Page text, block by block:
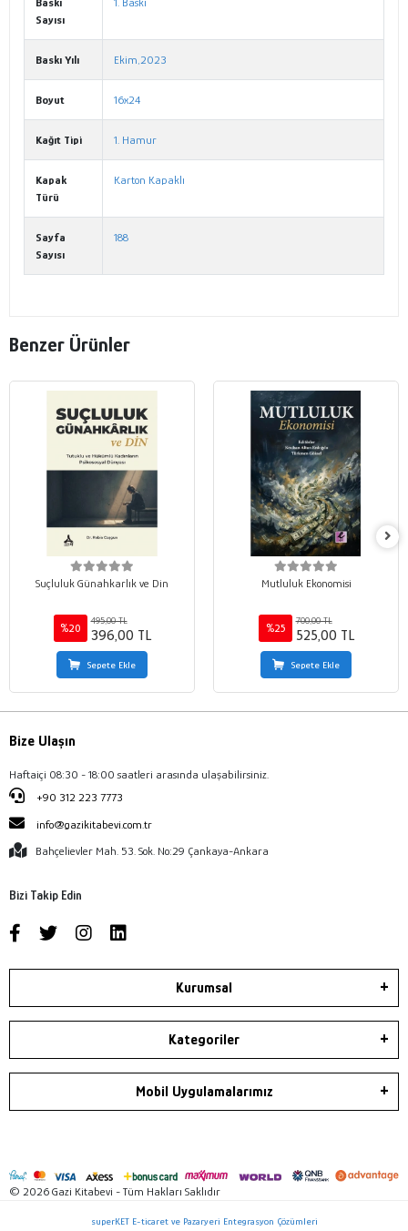
Sayısı
Baskı Yılı Ekim,2023
Boyut 16x24
Kağıt Tipi 1. Hamur
Kapak
Türü
Karton Kapaklı
Sayfa
Sayısı
188
Benzer Ürünler
Suçluluk Günahkarlık ve Din
%20
495,00 TL
396,00 TL
Sepete Ekle
Mutluluk Ekonomisi
%25
700,00 TL
525,00 TL
Sepete Ekle
Bize Ulaşın
Haftaiçi 08:30 - 18:00 saatleri arasında ulaşabilirsiniz.
+90 312 223 7773
info@gazikitabevi.com.tr
Bahçelievler Mah. 53. Sok. No:29 Çankaya-Ankara
Bizi Takip Edin
Kurumsal
Kategoriler
Mobil Uygulamalarımız
© 2026 Gazi Kitabevi - Tüm Hakları Saklıdır
superKET E-ticaret ve Pazaryeri Entegrasyon Çözümleri